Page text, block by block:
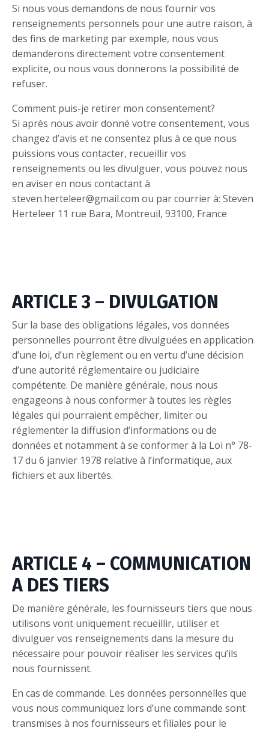
Si nous vous demandons de nous fournir vos
renseignements personnels pour une autre raison, à
des fins de marketing par exemple, nous vous
demanderons directement votre consentement
explicite, ou nous vous donnerons la possibilité de
refuser.
Comment puis-je retirer mon consentement?
Si après nous avoir donné votre consentement, vous
changez d’avis et ne consentez plus à ce que nous
puissions vous contacter, recueillir vos
renseignements ou les divulguer, vous pouvez nous
en aviser en nous contactant à
steven.herteleer@gmail.com ou par courrier à: Steven
Herteleer 11 rue Bara, Montreuil, 93100, France
ARTICLE 3 – DIVULGATION
Sur la base des obligations légales, vos données
personnelles pourront être divulguées en application
d’une loi, d’un règlement ou en vertu d’une décision
d’une autorité réglementaire ou judiciaire
compétente. De manière générale, nous nous
engageons à nous conformer à toutes les règles
légales qui pourraient empêcher, limiter ou
réglementer la diffusion d’informations ou de
données et notamment à se conformer à la Loi n° 78-
17 du 6 janvier 1978 relative à l’informatique, aux
fichiers et aux libertés.
ARTICLE 4 – COMMUNICATION
A DES TIERS
De manière générale, les fournisseurs tiers que nous
utilisons vont uniquement recueillir, utiliser et
divulguer vos renseignements dans la mesure du
nécessaire pour pouvoir réaliser les services qu’ils
nous fournissent.
En cas de commande. Les données personnelles que
vous nous communiquez lors d’une commande sont
transmises à nos fournisseurs et filiales pour le